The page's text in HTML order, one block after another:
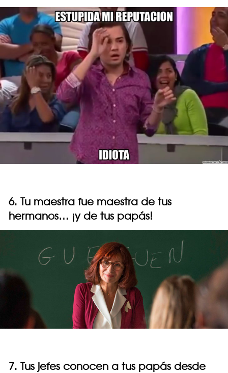
6. Tu maestra fue maestra de tus
hermanos… ¡y de tus papás!
7. Tus jefes conocen a tus papás desde